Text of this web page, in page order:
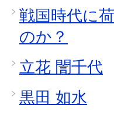
戦国時代に
のか？
立花 誾千代
黒田 如水